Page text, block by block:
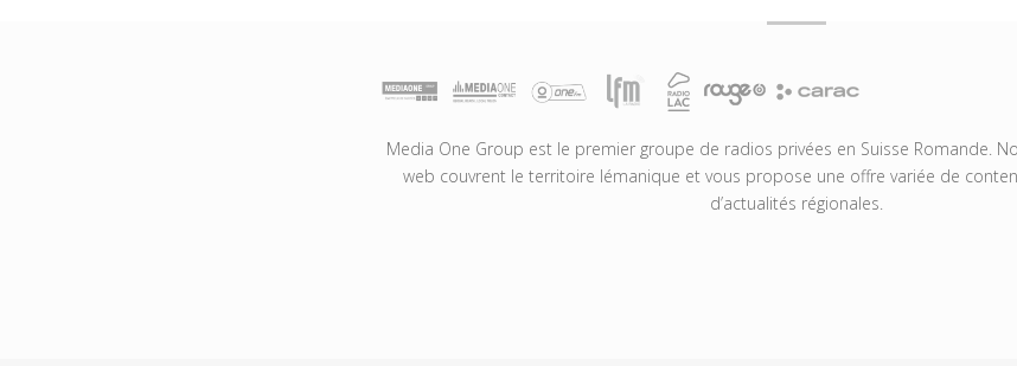
Media One Group est le premier groupe de radios privées en Suisse Romande.
web couvrent le territoire lémanique et vous propose une offre variée de
d’actualités régionales.